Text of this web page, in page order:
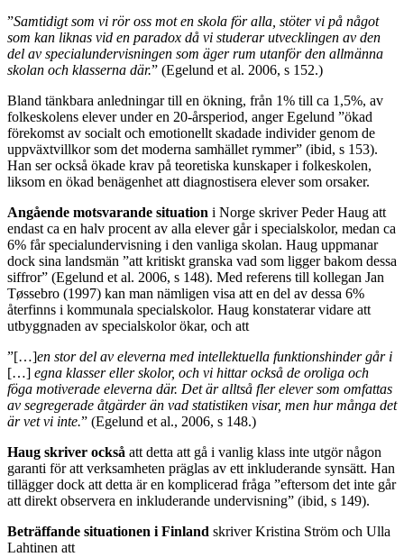
”Samtidigt som vi rör oss mot en skola för alla, stöter vi på något
som kan liknas vid en paradox då vi studerar utvecklingen av den
del av specialundervisningen som äger rum utanför den allmänna
skolan och klasserna där.” (Egelund et al. 2006, s 152.)
Bland tänkbara anledningar till en ökning, från 1% till ca 1,5%, av
folkeskolens elever under en 20-årsperiod, anger Egelund ”ökad
förekomst av socialt och emotionellt skadade individer genom de
uppväxtvillkor som det moderna samhället rymmer” (ibid, s 153).
Han ser också ökade krav på teoretiska kunskaper i folkeskolen,
liksom en ökad benägenhet att diagnostisera elever som orsaker.
Angående motsvarande situation i Norge skriver Peder Haug att
endast ca en halv procent av alla elever går i specialskolor, medan ca
6% får specialundervisning i den vanliga skolan. Haug uppmanar
dock sina landsmän ”att kritiskt granska vad som ligger bakom dessa
siffror” (Egelund et al. 2006, s 148). Med referens till kollegan Jan
Tøssebro (1997) kan man nämligen visa att en del av dessa 6%
återfinns i kommunala specialskolor. Haug konstaterar vidare att
utbyggnaden av specialskolor ökar, och att
”[…]en stor del av eleverna med intellektuella funktionshinder går i
[…] egna klasser eller skolor, och vi hittar också de oroliga och
föga motiverade eleverna där. Det är alltså fler elever som omfattas
av segregerade åtgärder än vad statistiken visar, men hur många det
är vet vi inte.” (Egelund et al., 2006, s 148.)
Haug skriver också att detta att gå i vanlig klass inte utgör någon
garanti för att verksamheten präglas av ett inkluderande synsätt. Han
tillägger dock att detta är en komplicerad fråga ”eftersom det inte går
att direkt observera en inkluderande undervisning” (ibid, s 149).
Beträffande situationen i Finland skriver Kristina Ström och Ulla
Lahtinen att